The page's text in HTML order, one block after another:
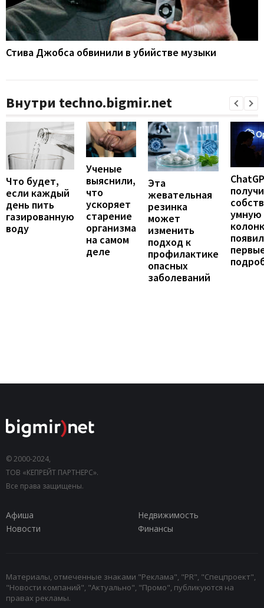
Стива Джобса обвинили в убийстве музыки
Внутри techno.bigmir.net
Что будет,
если каждый
день пить
газированную
воду
Ученые
выяснили,
что
ускоряет
старение
организма
на самом
деле
Эта
жевательная
резинка
может
изменить
подход к
профилактике
опасных
заболеваний
умную
© 2000-2024,
ТОВ «КЕПРЕЙТ ПАРТНЕРС».
Все права защищены.
Афиша
Недвижимость
Новости
Финансы
Материалы, отмеченные знаками "Реклама", "PR", "Спецпроект",
"Новости компаний", "Актуально", "Промо", публикуются на
правах рекламы.